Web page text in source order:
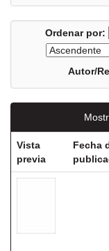
Ordenar por:
Autor/
Vista
previa
Fecha